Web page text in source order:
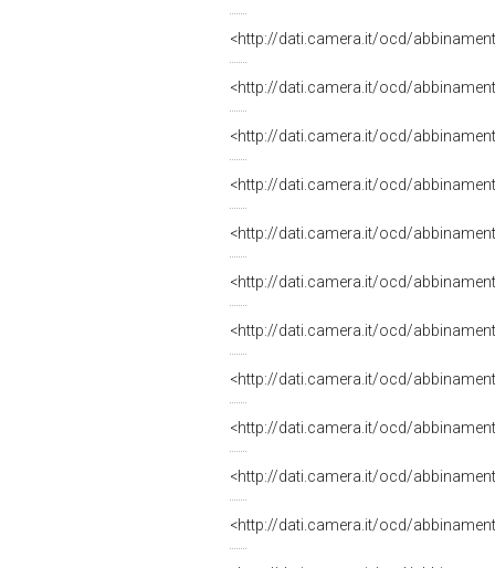
<http://dati.camera.it/ocd/
<http://dati.camera.it/ocd/
<http://dati.camera.it/ocd/
<http://dati.camera.it/ocd/
<http://dati.camera.it/ocd/
<http://dati.camera.it/ocd/
<http://dati.camera.it/ocd/
<http://dati.camera.it/ocd/
<http://dati.camera.it/ocd/
<http://dati.camera.it/ocd/
<http://dati.camera.it/ocd/